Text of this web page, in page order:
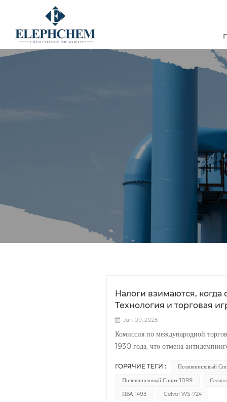
Налоги взимаются, когда
Технология и торговая
Jun 09, 2025
Комиссия по международной
1930 года, что отмена
могут нанести существенный
и DuPont начали
году ITC постановила, что
ГОРЯЧИЕ ТЕГИ : Поливиниловый
Поливиниловый Спирт 1099
ПВА 1493
Celvol WS-724